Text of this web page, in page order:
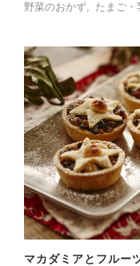
野菜のおかず
たまご・
マカダミアとフルー